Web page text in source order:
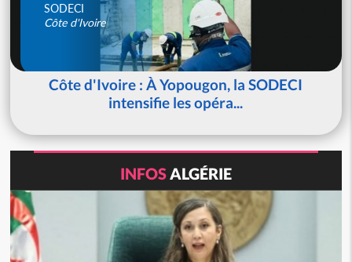
SODECI
Côte d'Ivoire
Côte d'Ivoire : À Yopougon, la SODECI
intensifie les opéra...
INFOSALGÉRIE